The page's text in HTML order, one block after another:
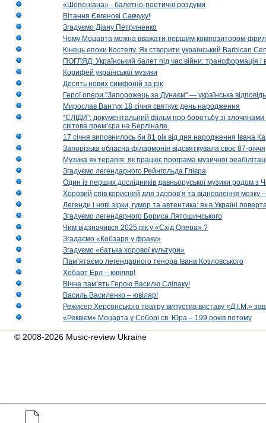
«Шопеніана» - балетно-поетичні роздуми
Вітання Євгенові Савчуку!
Згадуємо Діану Петриненко
Чому Моцарта можна вважати першим композитором-
Кінець епохи Костелу. Як створити український Barbican
ПОГЛЯД: Український балет під час війни: трансформація і
Корифей української музики
Десять нових симфоній за рік
Герої опери "Запорожець за Дунаєм" — українська
Мирослав Вантух 18 січня святкує день народження
“СЛІДИ”: документальний фільм про боротьбу зі
світова прем’єра на Берлінале.
17 січня виповнилось би 81 рік від дня народження Івана
Запорізька обласна філармонія відсвяткувала своє 87-річчя
Музика як терапія: як працює програма музичної
Згадуємо легендарного Рейнгольда Глієра
Один із перших дослідників давньоруської музики родом з
Хоровий спів корисний для здоров’я та відновлення мозку
Легенди і нові зірки, гумор та автентика: як в Україні
Згадуємо легендарного Бориса Лятошинського
Чим відзначився 2025 рік у «Схід Опера» ?
Згадаємо «Кобзаря у фраку»
Згадуємо «батька хорової культури»
Пам’ятаємо легендарного тенора Івана Козловського
Хобарт Ерл – ювіляр!
Вічна пам’ять Герою Василю Сліпаку!
Василь Василенко – ювіляр!
Режисер Херсонського театру випустив виставу «Д.І.М.»
«Реквієм» Моцарта у Соборі св. Юра – 199 років потому
© 2008-2026 Music-review Ukraine